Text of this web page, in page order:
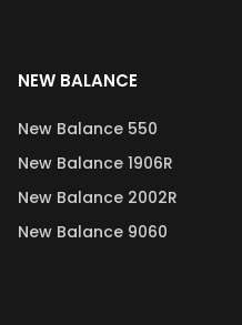
NEW BALANCE
New Balance 550
New Balance 1906R
New Balance 2002R
New Balance 9060